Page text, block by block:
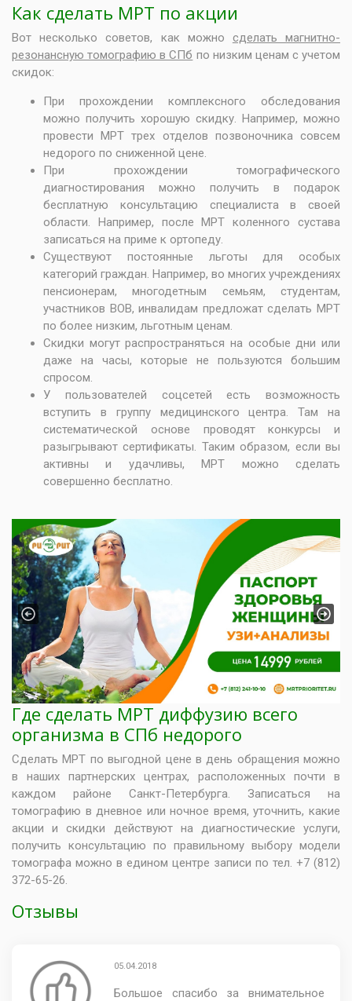
Как сделать МРТ по акции
Вот несколько советов, как можно сделать магнитно-
резонансную томографию в СПб по низким ценам с учетом
скидок:
При прохождении комплексного обследования
можно получить хорошую скидку. Например, можно
провестиМРТ трех отделов позвоночника совсем
недорого по сниженной цене.
При прохождении томографического
диагностирования можно получить в подарок
бесплатную консультацию специалиста в своей
области. Например, послеМРТ коленного сустава
записаться на приме к ортопеду.
Существуют постоянные льготы для особых
категорий граждан. Например, во многих учреждениях
пенсионерам, многодетным семьям, студентам,
участников ВОВ, инвалидам предложат сделать МРТ
по более низким, льготным ценам.
Скидки могут распространяться на особые дни или
даже на часы, которые не пользуются большим
спросом.
У пользователей соцсетей есть возможность
вступить в группу медицинского центра. Там на
систематической основе проводят конкурсы и
разыгрывают сертификаты. Таким образом, если вы
активны и удачливы, МРТ можно сделать
совершенно бесплатно.
Previous Next
Где сделать МРТ диффузию всего
организма в СПб недорого
Сделать МРТ по выгодной цене в день обращения можно
в наших партнерских центрах, расположенных почти в
каждом районе Санкт-Петербурга. Записаться на
томографию в дневное или ночное время, уточнить, какие
акции и скидки действуют на диагностические услуги,
получить консультацию по правильному выбору модели
томографа можно в едином центре записи по тел. +7 (812)
372-65-26.
Отзывы
05.04.2018
Большое спасибо за внимательное